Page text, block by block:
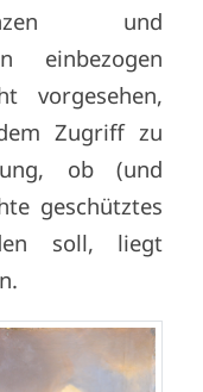
und
einbezogen
vorgesehen,
Zugriff zu
ob (und
geschütztes
soll, liegt